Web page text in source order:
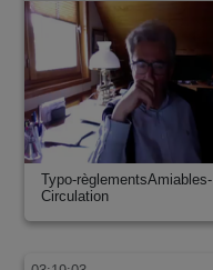
Typo-règlementsAmiables-
Circulation